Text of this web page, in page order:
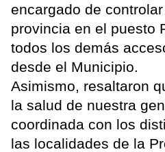
encargado de
provincia en el puesto
todos los demás
desde el Municipio.
Asimismo, resaltaron
la salud de nuestra
coordinada con los
las localidades de la